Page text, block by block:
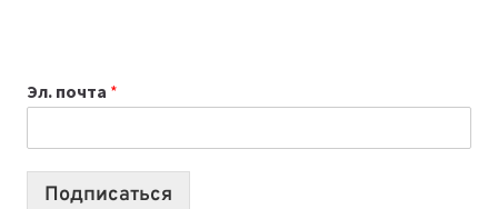
ИИ-
АГЕНТАХ
Эл. почта *
Подписаться